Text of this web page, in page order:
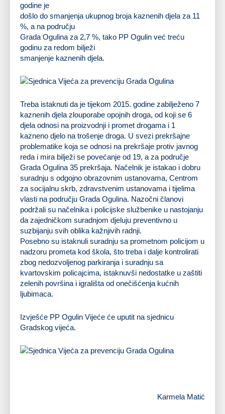
godine je
došlo do smanjenja ukupnog broja kaznenih djela za 11
%, a na području
Grada Ogulina za 2,7 %, tako PP Ogulin već treću
godinu za redom bilježi
smanjenje kaznenih djela.
Treba istaknuti da je tijekom 2015. godine zabilježeno 7
kaznenih djela zlouporabe opojnih droga, od koji se 6
djela odnosi na proizvodnji i promet drogama i 1
kazneno djelo na trošenje droga. U svezi prekršajne
problematike koja se odnosi na prekršaje protiv javnog
reda i mira bilježi se povećanje od 19, a za područje
Grada Ogulina 35 prekršaja. Načelnik je istakao i dobru
suradnju s odgojno obrazovnim ustanovama, Centrom
za socijalnu skrb, zdravstvenim ustanovama i tijelima
vlasti na području Grada Ogulina. Nazočni članovi
podržali su načelnika i policijske službenike u nastojanju
da zajedničkom suradnjom djeluju preventivno u
suzbijanju svih oblika kažnjivih radnji.
Posebno su istaknuli suradnju sa prometnom policijom u
nadzoru prometa kod škola, što treba i dalje kontrolirati
zbog nedozvoljenog parkiranja i suradnju sa
kvartovskim policajcima, istaknuvši nedostatke u zaštiti
zelenih površina i igrališta od onečišćenja kućnih
ljubimaca.
Izvješće PP Ogulin Vijeće će uputit na sjednicu
Gradskog vijeća.
Karmela Matić